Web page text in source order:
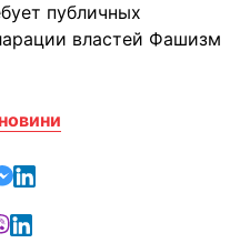
публичных
властей Фашизм
в Facebook
в Xв Viber
в Whatsapp
отправить в Messenger
отправить в LinkedIn
в Facebook
в X в Google news
Читайте в Viber
Читайте в LinkedIn